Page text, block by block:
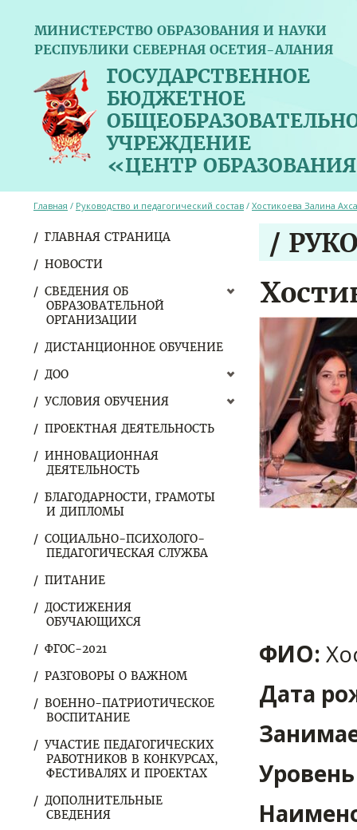
МИНИСТЕРСТВО ОБРАЗОВАНИЯ И НАУКИ
РЕСПУБЛИКИ СЕВЕРНАЯ ОСЕТИЯ-АЛАНИЯ
ГОСУДАРСТВЕННОЕ
БЮДЖЕТНОЕ
УЧРЕЖДЕНИЕ
«ЦЕНТР
ГЛАВНАЯ СТРАНИЦА
НОВОСТИ
СВЕДЕНИЯ ОБ
ОБРАЗОВАТЕЛЬНОЙ
ОРГАНИЗАЦИИ
ДИСТАНЦИОННОЕ ОБУЧЕНИЕ
ДОО
УСЛОВИЯ ОБУЧЕНИЯ
ПРОЕКТНАЯ ДЕЯТЕЛЬНОСТЬ
ИННОВАЦИОННАЯ
ДЕЯТЕЛЬНОСТЬ
БЛАГОДАРНОСТИ, ГРАМОТЫ
И ДИПЛОМЫ
СОЦИАЛЬНО-ПСИХОЛОГО-
ПЕДАГОГИЧЕСКАЯ СЛУЖБА
ПИТАНИЕ
ДОСТИЖЕНИЯ
ОБУЧАЮЩИХСЯ
ФГОС-2021
РАЗГОВОРЫ О ВАЖНОМ
ВОЕННО-ПАТРИОТИЧЕСКОЕ
ВОСПИТАНИЕ
УЧАСТИЕ ПЕДАГОГИЧЕСКИХ
РАБОТНИКОВ В КОНКУРСАХ,
ФЕСТИВАЛЯХ И ПРОЕКТАХ
ДОПОЛНИТЕЛЬНЫЕ
СВЕДЕНИЯ
Главная / Руководство и педагогический состав / Хостикоева Залина
/
ФИО:
Дата